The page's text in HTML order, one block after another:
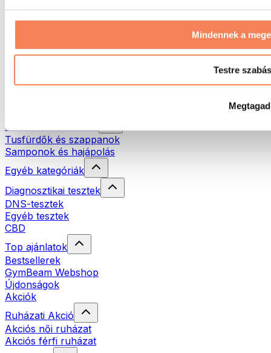
Mindennek a
Testre szabás
Megtagad
Úszás
Túrázás
Vörösfény-terápia
Öko háztartás
Natúrkozmetikumok
Tusfürdők és szappanok
Samponok és hajápolás
Egyéb kategóriák
Diagnosztikai tesztek
DNS-tesztek
Egyéb tesztek
CBD
Top ajánlatok
Bestsellerek
GymBeam Webshop
Újdonságok
Akciók
Ruházati Akció
Akciós női ruházat
Akciós férfi ruházat